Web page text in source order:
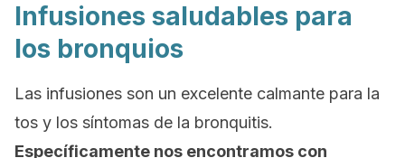
Infusiones saludables para
los bronquios
Las infusiones son un excelente calmante para la
tos y los síntomas de la bronquitis.
Específicamente nos encontramos con